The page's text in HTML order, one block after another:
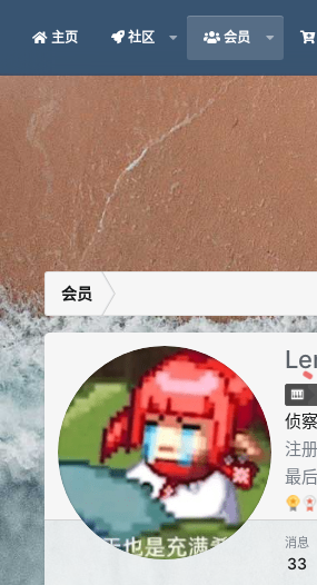
主页 社区 会员
会员
侦
注册
最
消息
33